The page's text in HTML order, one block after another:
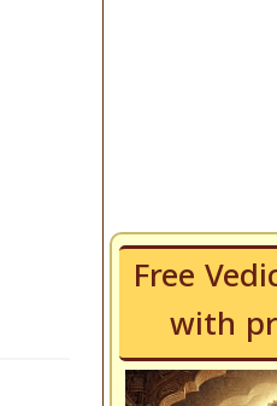
Free
with